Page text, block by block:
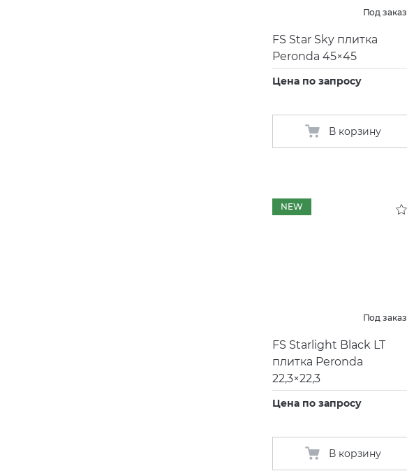
Под заказ
FS Star Sky плитка
Peronda 45×45
Цена по запросу
В корзину
NEW
Под заказ
FS Starlight Black LT
плитка Peronda
22,3×22,3
Цена по запросу
В корзину